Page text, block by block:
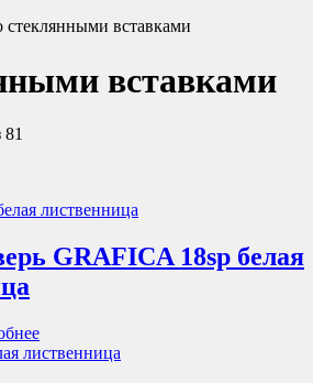
стеклянными вставками
вставками
GRAFICA 18sp белая